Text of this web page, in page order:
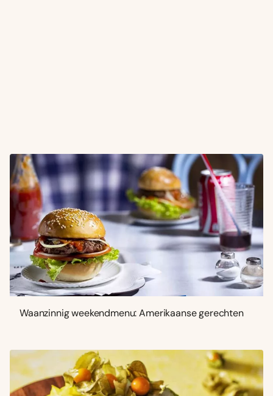
Waanzinnig weekendmenu: Amerikaanse gerechten